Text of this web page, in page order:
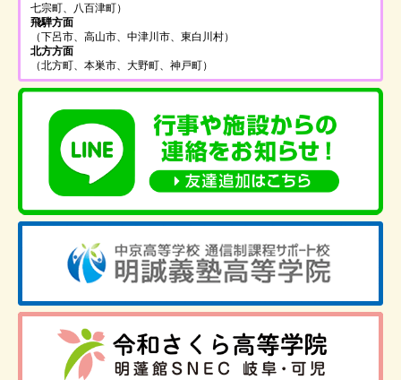
七宗町、八百津町）
飛騨方面
（下呂市、高山市、中津川市、東白川村）
北方方面
（北方町、本巣市、大野町、神戸町）